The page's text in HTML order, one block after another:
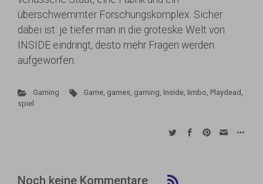
überschwemmter Forschungskomplex. Sicher
dabei ist: je tiefer man in die groteske Welt von
INSIDE eindringt, desto mehr Fragen werden
aufgeworfen.
Gaming Game, games, gaming, Inside, limbo, Playdead ,
spiel
Noch keine Kommentare